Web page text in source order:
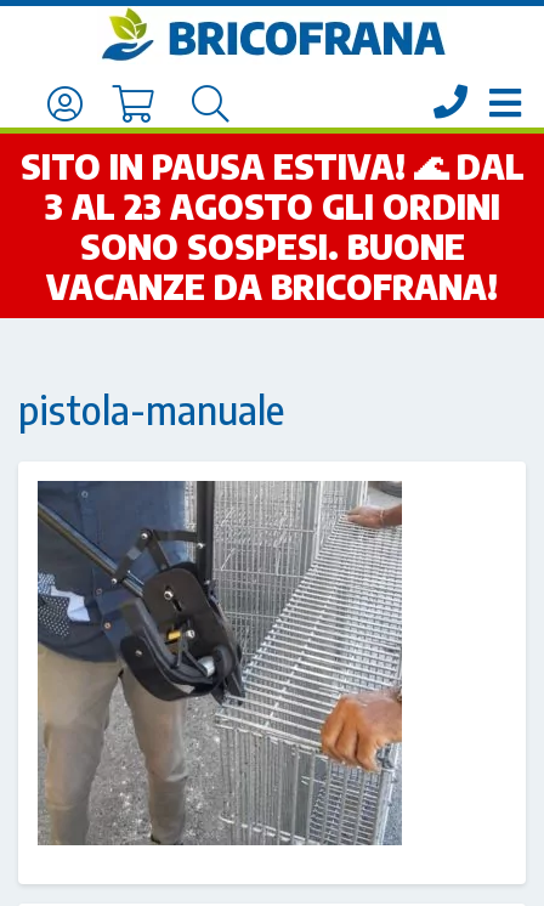
SITO IN PAUSA ESTIVA! 🌊 DAL
3 AL 23 AGOSTO GLI ORDINI
SONO SOSPESI. BUONE
VACANZE DA BRICOFRANA!
pistola-manuale